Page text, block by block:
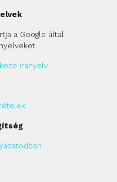
a Google által
irányelv